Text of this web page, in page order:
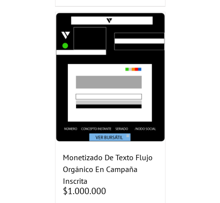
Monetizado De Texto Flujo
Orgánico En Campaña
Inscrita
$1.000.000